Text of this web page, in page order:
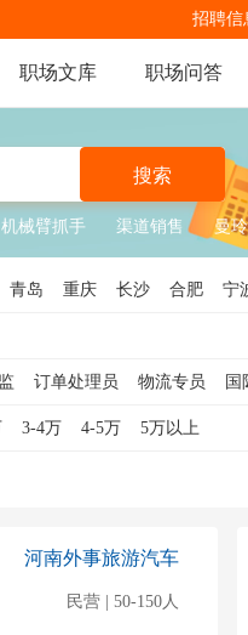
招聘信
职场文库 职场问答
搜索
机械臂抓手 渠道销售 曼
青岛 重庆 长沙 合肥 宁
订单处理员 物流专员 国
链主管 仓库经理 物流运营
3-4万 4-5万 5万以上
河南外事旅游汽车
民营 | 50-150人